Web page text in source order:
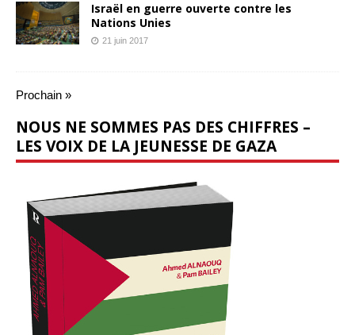
Israël en guerre ouverte contre les
Nations Unies
21 juin 2017
Prochain »
NOUS NE SOMMES PAS DES CHIFFRES –
LES VOIX DE LA JEUNESSE DE GAZA